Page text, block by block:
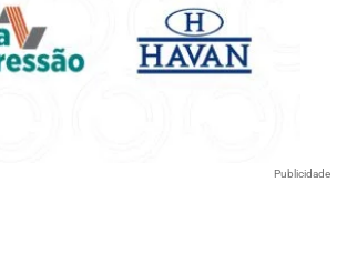
Publicidade